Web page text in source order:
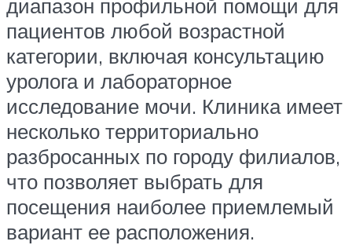
диапазон профильной помощи для
пациентов любой возрастной
категории, включая консультацию
уролога и лабораторное
исследование мочи. Клиника имеет
несколько территориально
разбросанных по городу филиалов,
что позволяет выбрать для
посещения наиболее приемлемый
вариант ее расположения.